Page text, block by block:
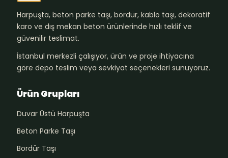
Harpuşta, beton parke taşı, bordür, kablo taşı, dekoratif
karo ve dış mekan beton ürünlerinde hızlı teklif ve
güvenilir teslimat.
İstanbul merkezli çalışıyor, ürün ve proje ihtiyacına
göre depo teslim veya sevkiyat seçenekleri sunuyoruz.
Ürün Grupları
Duvar Üstü Harpuşta
Beton Parke Taşı
Bordür Taşı